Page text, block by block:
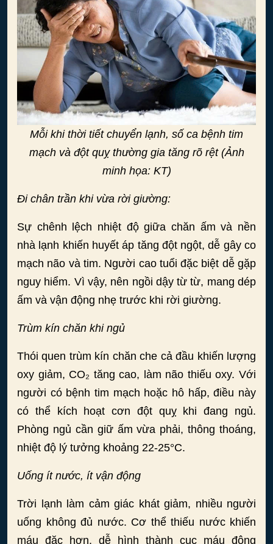
Mỗi khi thời tiết chuyển lạnh, số ca bệnh tim
mạch và đột quỵ thường gia tăng rõ rệt (Ảnh
minh họa: KT)
Đi chân trần khi vừa rời giường:
Sự chênh lệch nhiệt độ giữa chăn ấm và nền
nhà lạnh khiến huyết áp tăng đột ngột, dễ gây co
mạch não và tim. Người cao tuổi đặc biệt dễ gặp
nguy hiểm. Vì vậy, nên ngồi dậy từ từ, mang dép
ấm và vận động nhẹ trước khi rời giường.
Trùm kín chăn khi ngủ
Thói quen trùm kín chăn che cả đầu khiến lượng
oxy giảm, CO₂ tăng cao, làm não thiếu oxy. Với
người có bệnh tim mạch hoặc hô hấp, điều này
có thể kích hoạt cơn đột quỵ khi đang ngủ.
Phòng ngủ cần giữ ấm vừa phải, thông thoáng,
nhiệt độ lý tưởng khoảng 22-25°C.
Uống ít nước, ít vận động
Trời lạnh làm cảm giác khát giảm, nhiều người
uống không đủ nước. Cơ thể thiếu nước khiến
máu đặc hơn, dễ hình thành cục máu đông